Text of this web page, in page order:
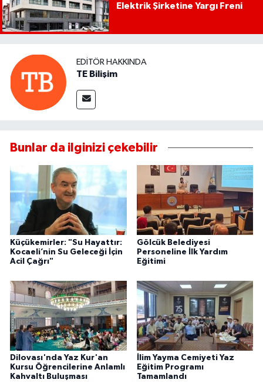
Elektrik Şirketine Yargı Freni
EDITÖR HAKKINDA
TE Bilişim
Bunlar da ilginizi çekebilir
Küçükemirler: "Su Hayattır:
Kocaeli’nin Su Geleceği İçin
Acil Çağrı"
Gölcük Belediyesi
Personeline İlk Yardım
Eğitimi
Dilovası'nda Yaz Kur'an
Kursu Öğrencilerine Anlamlı
Kahvaltı Buluşması
İlim Yayma Cemiyeti Yaz
Eğitim Programı
Tamamlandı